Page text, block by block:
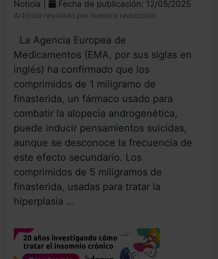
Noticia | Fecha de publicación: 12/05/2025
Artículo revisado por nuestra redacción
La Agencia Europea de
Medicamentos (EMA, por sus siglas en
inglés) ha confirmado que los
comprimidos de 1 miligramo de
finasterida, un fármaco usado para
combatir la alopecia androgenética,
puede inducir pensamientos suicidas,
aunque se desconoce la frecuencia de
este efecto secundario. Los
comprimidos de 5 miligramos de
finasterida, usadas para tratar la
hiperplasia ...